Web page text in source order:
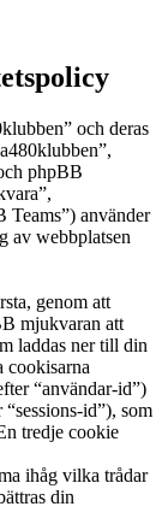
och deras
phpBB
använder
av webbplatsen
genom att
mjukvaran att
laddas ner till din
cookisarna
“användar-id”)
id”), som
tredje cookie
ihåg vilka trådar
din